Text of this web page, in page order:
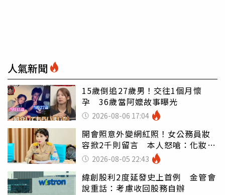
人氣新聞
15歲倒追27歲男！交往1個月懷
孕 36歲當阿嬤故事曝光
2026-08-06 17:04
開會照意外變網紅照！女公務員妝
容掀2千則留言 本人怒嗆：化妝有
錯嗎2026-08-05 22:43
緯創股利2度延發史上首例 金管會
說重話：考慮收回股務自辦